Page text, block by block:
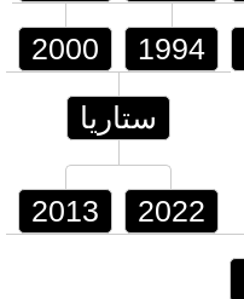
2000 1994
ستاريا
2013 2022